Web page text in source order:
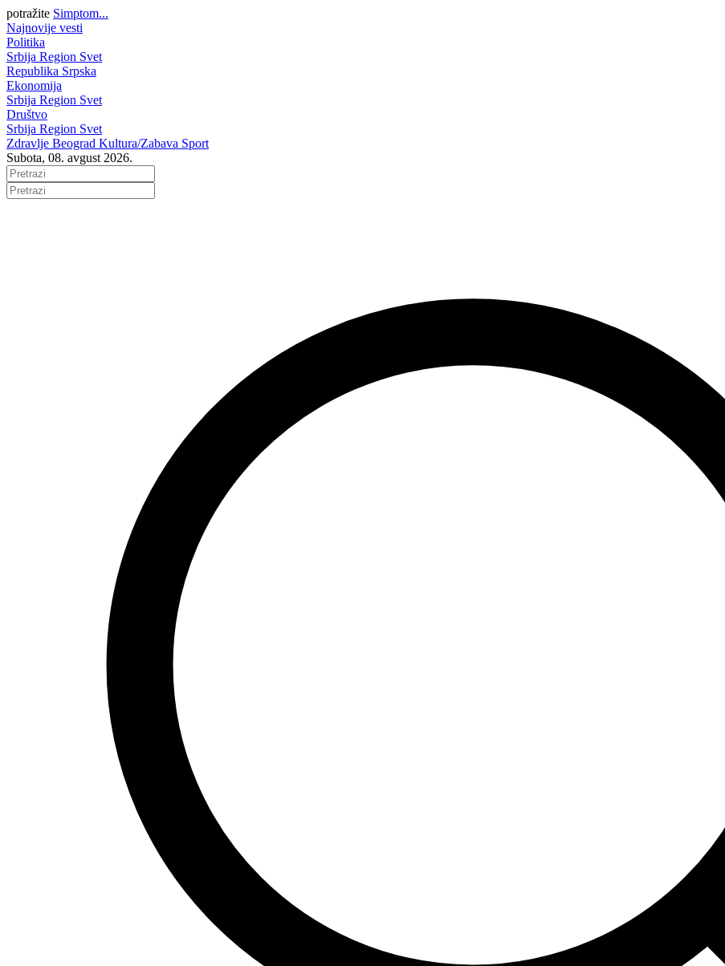
potražite Simptom...
Najnovije vesti
Politika
Srbija Region Svet
Republika Srpska
Ekonomija
Srbija Region Svet
Društvo
Srbija Region Svet
Zdravlje Beograd Kultura/Zabava Sport
Subota, 08. avgust 2026.